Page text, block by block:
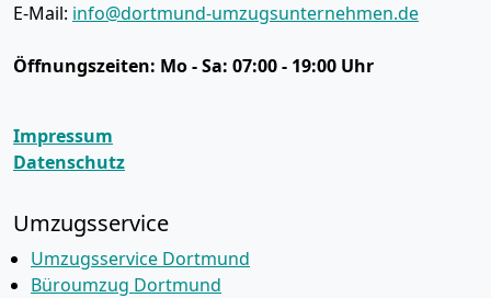
E-Mail: info@dortmund-umzugsunternehmen.de
Öffnungszeiten: Mo - Sa: 07:00 - 19:00 Uhr
Impressum
Datenschutz
Umzugsservice
Umzugsservice Dortmund
Büroumzug Dortmund